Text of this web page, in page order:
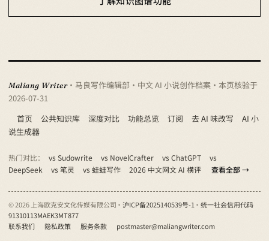
Maliang Writer · 马良写作编辑部 · 中文 AI 小说创作档案 · 本页核验于
2026-07-31
首页
公共知识库 深度对比 功能总览 订阅 去 AI 味改写
AI 小
说生成器
热门对比： vs Sudowrite vs NovelCrafter vs ChatGPT
vs
DeepSeek
vs 笔灵 vs 蛙蛙写作 2026 中文网文 AI 横评 查看全部 →
© 2026 上海欧克安文化传媒有限公司 · 沪ICP备2025140539号-1 · 统一社会信用代码
91310113MAEK3MT877
联系我们
隐私政策 服务条款 postmaster@maliangwriter.com